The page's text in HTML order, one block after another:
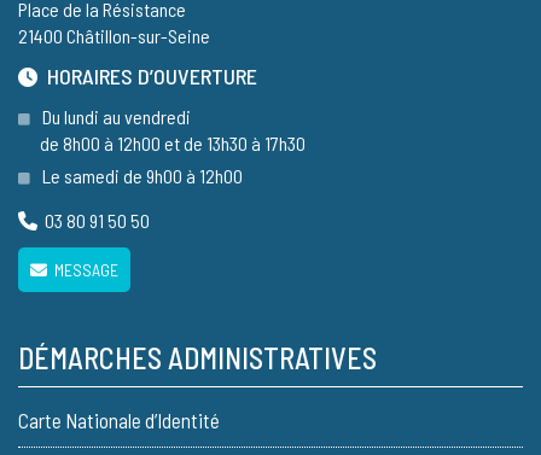
Place de la Résistance
21400 Châtillon-sur-Seine
HORAIRES D’OUVERTURE
Du lundi au vendredi
de 8h00 à 12h00 et de 13h30 à 17h30
Le samedi de 9h00 à 12h00
03 80 91 50 50
MESSAGE
DÉMARCHES ADMINISTRATIVES
Carte Nationale d’Identité